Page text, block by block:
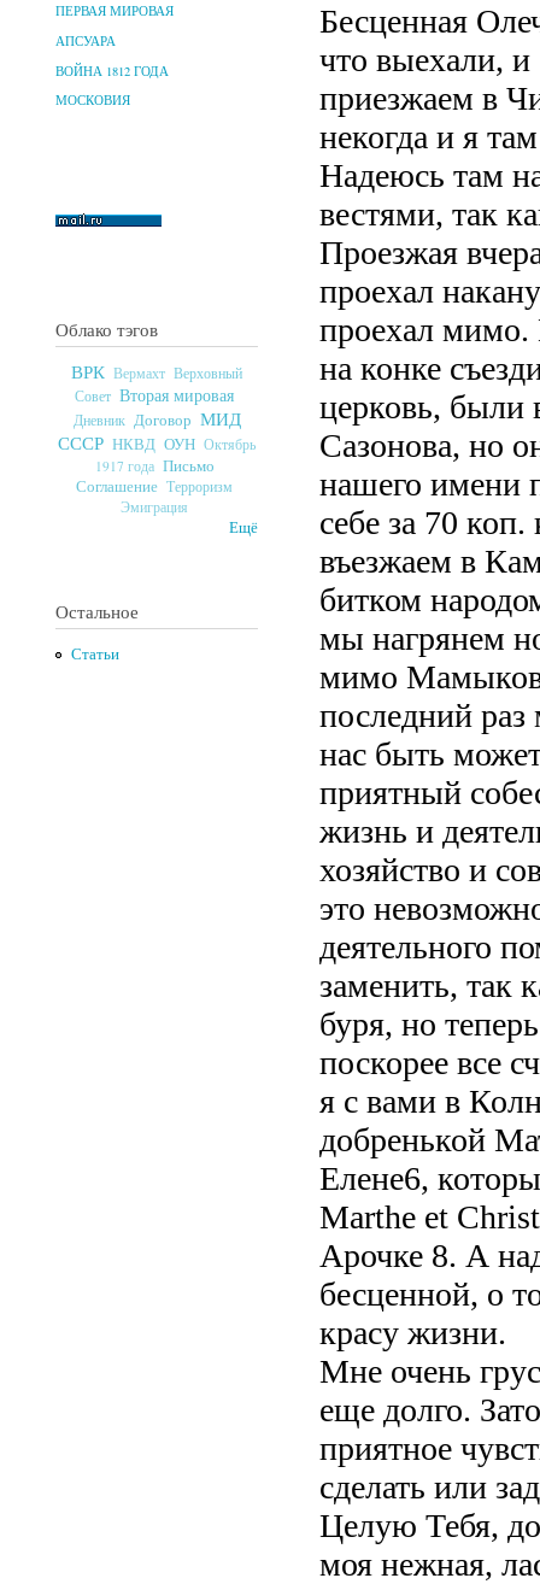
ПЕРВАЯ МИРОВАЯ
АПСУАРА
ВОЙНА 1812 ГОДА
МОСКОВИЯ
Облако тэгов
ВРК Вермахт Верховный
Совет Вторая мировая
Дневник Договор МИД
СССР НКВД ОУН Октябрь
1917 года Письмо
Соглашение Терроризм
Эмиграция
Ещё
Остальное
Статьи
Бесценная
что выехали, и
приезжаем в
некогда и я
Надеюсь там
вестями, так
Проезжая
проехал
проехал мимо.
на конке
церковь, были
Сазонова, но
нашего имени
себе за 70
въезжаем в
битком
мы нагрянем
мимо
последний
нас быть
приятный
жизнь и
хозяйство и
это
деятельного
заменить, так
буря, но
поскорее все
я с вами в
добренькой
Елене6,
Marthe et
Арочке 8. А
бесценной, о
красу жизни.
Мне очень
еще долго.
приятное
сделать или
Целую Тебя,
моя нежная,